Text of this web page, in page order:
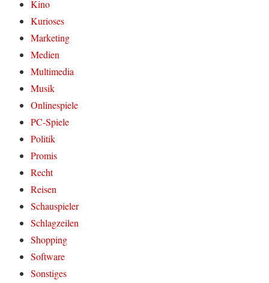
Kino
Kurioses
Marketing
Medien
Multimedia
Musik
Onlinespiele
PC-Spiele
Politik
Promis
Recht
Reisen
Schauspieler
Schlagzeilen
Shopping
Software
Sonstiges